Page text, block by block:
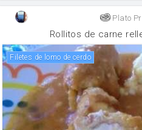
Plato
Rollitos de carne
filetes de lomo de cerdo